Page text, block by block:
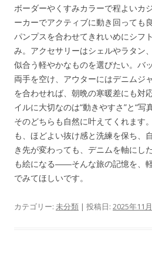
ボーダーやくすみカラーで程よいカ
ーカーでアクティブに動き回っても
パンプスを合わせてきれいめにシフ
み。アクセサリーはシェルやラタン
似合う軽やかなものを選びたい。バ
両手を空け、アウターにはデニムジ
を合わせれば、朝晩の寒暖差にも対
イルに大切なのは“動きやすさ”と“写
そのどちらも自然に叶えてくれます
も、ほどよい抜け感と洗練を保ち、
き先が変わっても、デニムを軸にし
も絵になる――そんな旅の記憶を、
でみてほしいです。
カテゴリー: 未分類 | 投稿日: 2025年11